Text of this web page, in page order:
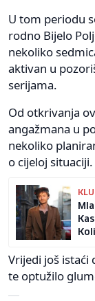
U tom periodu
rodno Bijelo
nekoliko
aktivan u
serijama.
Od otkrivanja
angažmana u
nekoliko
o cijeloj situaciji.
Vrijedi još istaći
te optužilo